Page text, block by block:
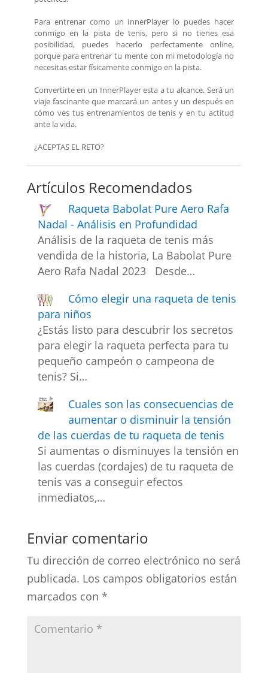
Para entrenar como un InnerPlayer lo puedes hacer
conmigo en la pista de tenis, pero si no tienes esa
posibilidad, puedes hacerlo perfectamente online,
porque para entrenar tu mente con mi metodología no
necesitas estar físicamente conmigo en la pista.
Convertirte en un InnerPlayer esta a tu alcance. Será un
viaje fascinante que marcará un antes y un después en
cómo ves tus entrenamientos de tenis y en tu actitud
ante la vida.
¿ACEPTAS EL RETO?
Artículos Recomendados
Raqueta Babolat Pure Aero Rafa
Nadal - Análisis en Profundidad
Análisis de la raqueta de tenis más
vendida de la historia, La Babolat Pure
Aero Rafa Nadal 2023 Desde…
Cómo elegir una raqueta de tenis
para niños
¿Estás listo para descubrir los secretos
para elegir la raqueta perfecta para tu
pequeño campeón o campeona de
tenis? Si…
Cuales son las consecuencias de
aumentar o disminuir la tensión
de las cuerdas de tu raqueta de tenis
Si aumentas o disminuyes la tensión en
las cuerdas (cordajes) de tu raqueta de
tenis vas a conseguir efectos
inmediatos,…
Enviar comentario
Tu dirección de correo electrónico no será
publicada. Los campos obligatorios están
marcados con *